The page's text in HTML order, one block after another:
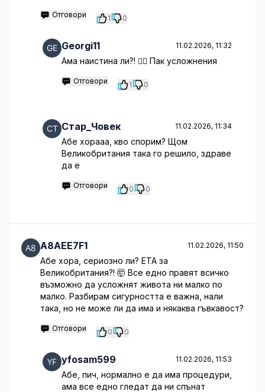
Отговори 1 0
Georgi11 11.02.2026, 11:32
Ама наистина ли?! 🤦‍♀️ Пак усложнения
Отговори 1 0
Стар_Човек 11.02.2026, 11:34
Абе хорааа, кво спорим? Щом
Великобритания така го решило, здраве
да е
Отговори 0 0
A8AEE7F1 11.02.2026, 11:50
Абе хора, сериозно ли? ETA за
Великобритания?! 🤯 Все едно правят всичко
възможно да усложнят живота ни малко по
малко. Разбирам сигурността е важна, нали
така, но не може ли да има и някаква гъвкавост?
Отговори 0 0
yfosam599 11.02.2026, 11:53
Абе, пич, нормално е да има процедури,
ама все едно гледат да ни спънат